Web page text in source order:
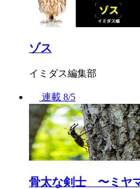
ゾス
イミダス編集部
連載 8/5
骨太な剣士 〜ミヤ